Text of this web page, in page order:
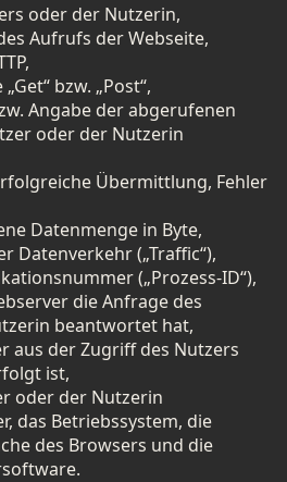
oder der Nutzerin,
Aufrufs der Webseite,
bzw. „Post“,
Angabe der abgerufenen
oder der Nutzerin
Übermittlung, Fehler
Datenmenge in Byte,
Datenverkehr („Traffic“),
(„Prozess-ID“),
die Anfrage des
beantwortet hat,
aus der Zugriff des Nutzers
ist,
oder der Nutzerin
das Betriebssystem, die
des Browsers und die